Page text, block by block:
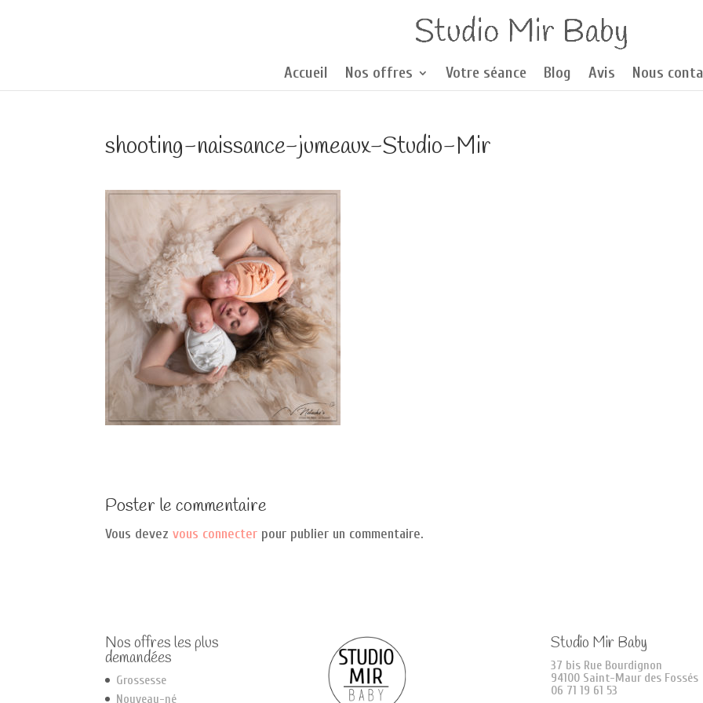
Accueil Nos offres Votre séance Blog Avis Nous
shooting-naissance-jumeaux-Studio-Mir
Poster le commentaire
Vous devezvous connecter pour publier un commentaire.
Nos offres les plus
demandées
Grossesse
Nouveau-né
Studio Mir Baby
37 bis Rue Bourdignon
94100 Saint-Maur des Fossés
06 71 19 61 53